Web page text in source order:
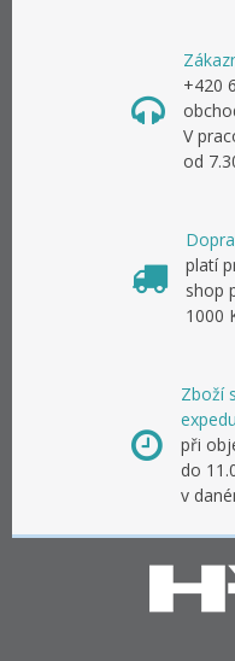
+420
V
od
platí
shop
1000
Zboží
při
do
v